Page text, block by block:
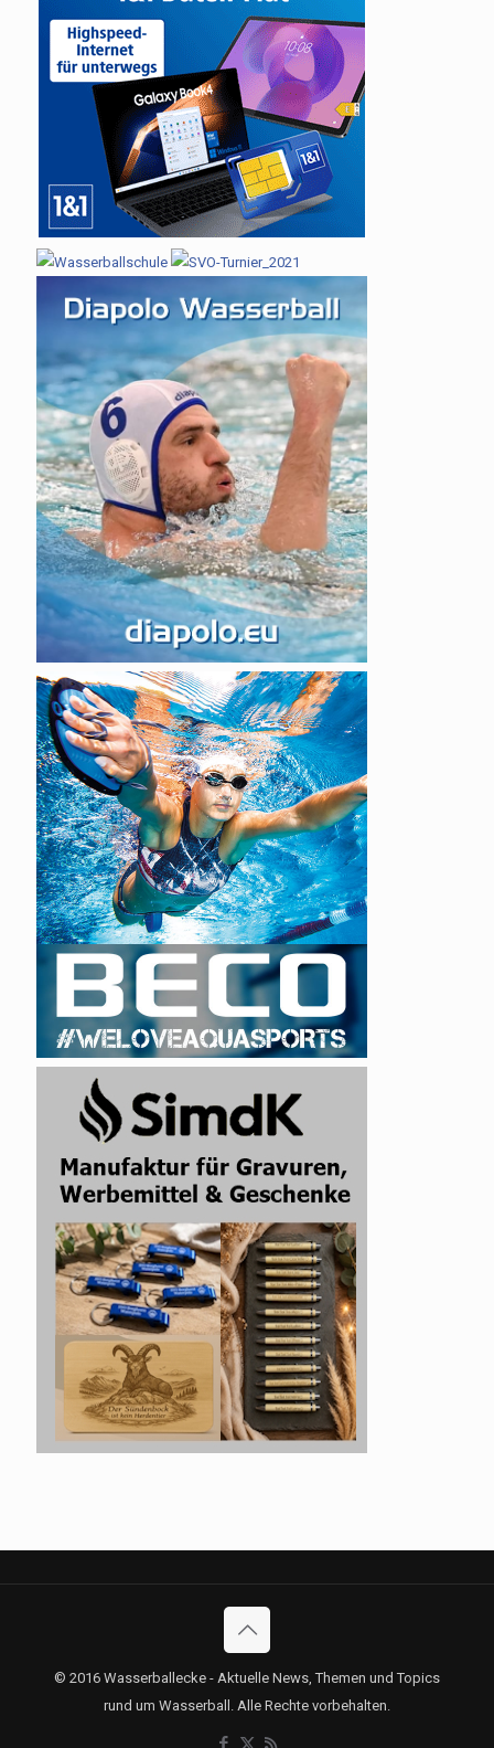
© 2016 Wasserballecke - Aktuelle News, Themen und Topics
rund um Wasserball. Alle Rechte vorbehalten.